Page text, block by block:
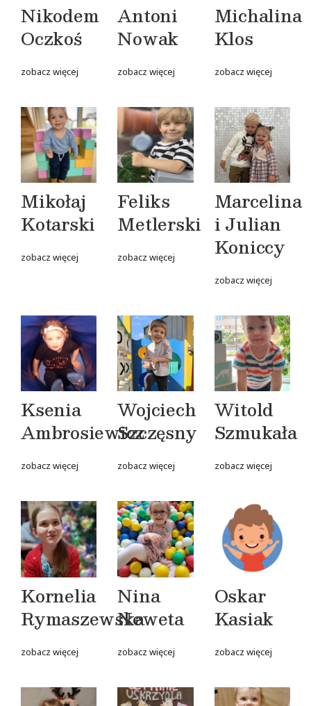
Nikodem
Oczkoś
zobacz więcej
Antoni
Nowak
zobacz więcej
Michalina
Klos
zobacz więcej
Mikołaj
Kotarski
zobacz więcej
Feliks
Metlerski
zobacz więcej
Marcelina
i Julian
Koniccy
zobacz więcej
Ksenia
Ambrosiewicz
zobacz więcej
Wojciech
Szczęsny
zobacz więcej
Witold
Szmukała
zobacz więcej
Kornelia
Rymaszewska
zobacz więcej
Nina
Neweta
zobacz więcej
Oskar
Kasiak
zobacz więcej